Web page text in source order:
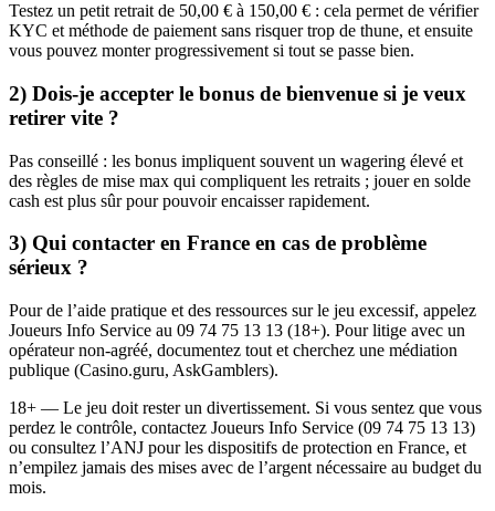
Testez un petit retrait de 50,00 € à 150,00 € : cela permet de vérifier
KYC et méthode de paiement sans risquer trop de thune, et ensuite
vous pouvez monter progressivement si tout se passe bien.
2) Dois‑je accepter le bonus de bienvenue si je veux
retirer vite ?
Pas conseillé : les bonus impliquent souvent un wagering élevé et
des règles de mise max qui compliquent les retraits ; jouer en solde
cash est plus sûr pour pouvoir encaisser rapidement.
3) Qui contacter en France en cas de problème
sérieux ?
Pour de l’aide pratique et des ressources sur le jeu excessif, appelez
Joueurs Info Service au 09 74 75 13 13 (18+). Pour litige avec un
opérateur non‑agréé, documentez tout et cherchez une médiation
publique (Casino.guru, AskGamblers).
18+ — Le jeu doit rester un divertissement. Si vous sentez que vous
perdez le contrôle, contactez Joueurs Info Service (09 74 75 13 13)
ou consultez l’ANJ pour les dispositifs de protection en France, et
n’empilez jamais des mises avec de l’argent nécessaire au budget du
mois.